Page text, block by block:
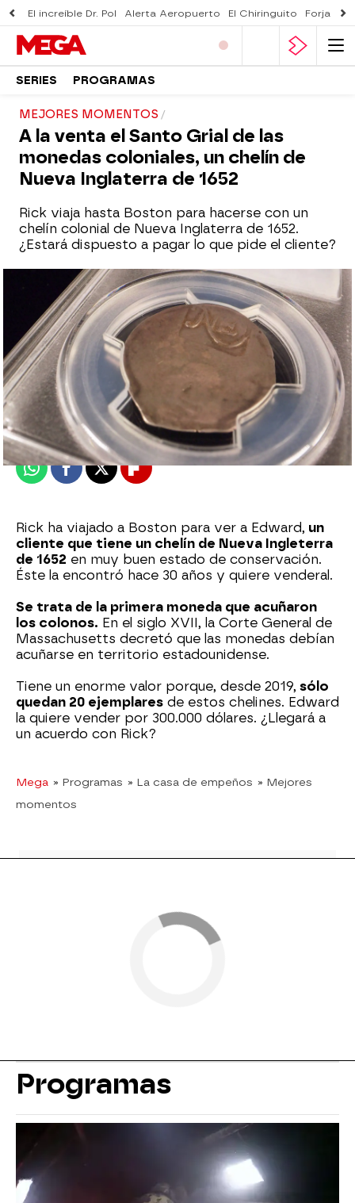
El increíble Dr. Pol Alerta Aeropuerto El Chiringuito Forjado
SERIES PROGRAMAS
MEJORES MOMENTOS
A la venta el Santo Grial de las
monedas coloniales, un chelín de
Nueva Inglaterra de 1652
Rick viaja hasta Boston para hacerse con un
chelín colonial de Nueva Inglaterra de 1652.
¿Estará dispuesto a pagar lo que pide el cliente?
mega
Publicado:12 de mayo de 2023, 19:33
WhatsappFacebook
X Flipboard
Rick ha viajado a Boston para ver a Edward, un
cliente que tiene un chelín de Nueva Ingleterra
de 1652 en muy buen estado de conservación.
Éste la encontró hace 30 años y quiere venderal.
Se trata de la primera moneda que acuñaron
los colonos. En el siglo XVII, la Corte General de
Massachusetts decretó que las monedas debían
acuñarse en territorio estadounidense.
Tiene un enorme valor porque, desde 2019, sólo
quedan 20 ejemplares de estos chelines. Edward
la quiere vender por 300.000 dólares. ¿Llegará a
un acuerdo con Rick?
Mega » Programas » La casa de empeños » Mejores
momentos
Programas